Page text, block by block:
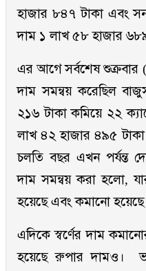
হাজার ৮৪৭ টাকা এবং
দাম ১ লাখ ৫৮ হাজার ৬৮৯
এর আগে সর্বশেষ শুক্রবার
দাম সমন্বয় করেছিল
২১৬ টাকা কমিয়ে ২২
লাখ ৪২ হাজার ৪৯৫ টাকা
চলতি বছর এখন পর্যন্ত
দাম সমন্বয় করা হলো,
হয়েছে এবং কমানো
এদিকে স্বর্ণের দাম
হয়েছে রুপার দামও।